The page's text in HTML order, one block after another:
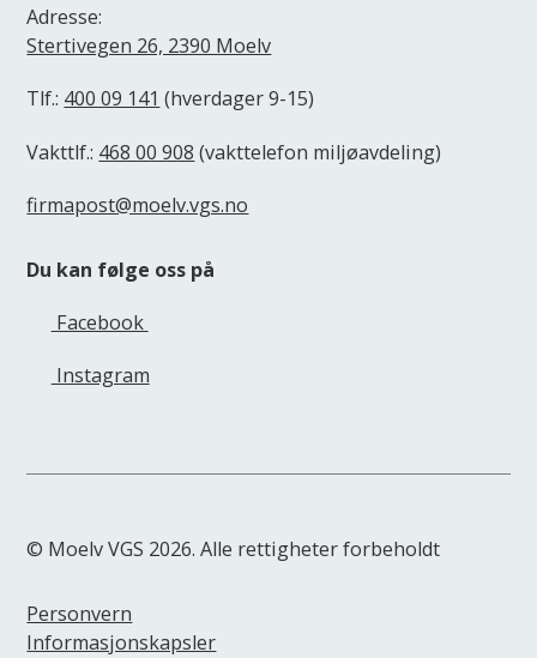
Adresse:
Stertivegen 26, 2390 Moelv
Tlf.: 400 09 141 (hverdager 9-15)
Vakttlf.: 468 00 908 (vakttelefon miljøavdeling)
firmapost@moelv.vgs.no
Du kan følge oss på
Facebook
Instagram
© Moelv VGS 2026. Alle rettigheter forbeholdt
Personvern
Informasjonskapsler